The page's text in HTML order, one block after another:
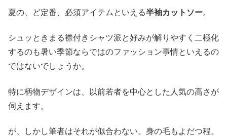
夏の、ど定番、必須アイテムといえる半袖カットソー。
シュッときまる襟付きシャツ派と好みが解りやすく二極化
するのも暑い季節ならではのファッション事情といえるの
ではないでしょうか。
特に柄物デザインは、以前若者を中心とした人気の高さが
伺えます。
が、しかし筆者はそれが似合わない。身の毛もよだつ程。